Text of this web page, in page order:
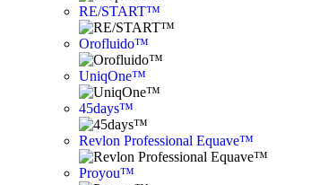
RE/START™
Orofluido™
UniqOne™
45days™
Revlon Professional Equave™
Proyou™